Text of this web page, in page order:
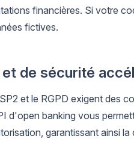
financières. Si votre
fictives.
de sécurité
et le RGPD exigent des
d'open banking vous
garantissant ainsi